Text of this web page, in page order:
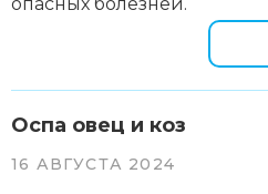
Оспа овец и коз
16 АВГУСТА 2024